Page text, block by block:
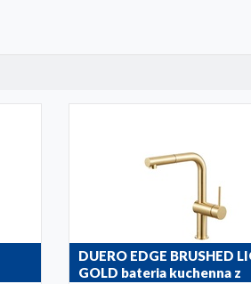
DUERO EDGE BRUSHED
GOLD bateria kuchenna z